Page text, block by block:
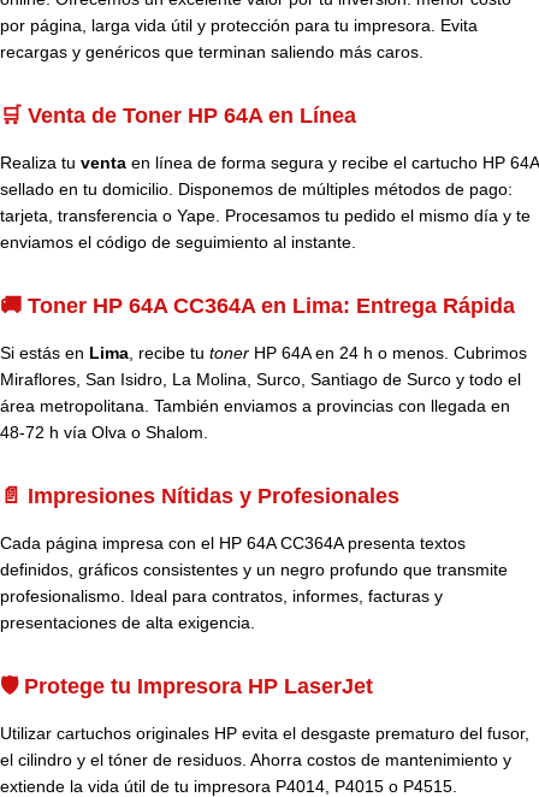
por página, larga vida útil y protección para tu impresora. Evita
recargas y genéricos que terminan saliendo más caros.
🛒 Venta de Toner HP 64A en Línea
Realiza tu venta en línea de forma segura y recibe el cartucho HP 64A
sellado en tu domicilio. Disponemos de múltiples métodos de pago:
tarjeta, transferencia o Yape. Procesamos tu pedido el mismo día y te
enviamos el código de seguimiento al instante.
🚚 Toner HP 64A CC364A en Lima: Entrega Rápida
Si estás en Lima , recibe tu toner HP 64A en 24 h o menos. Cubrimos
Miraflores, San Isidro, La Molina, Surco, Santiago de Surco y todo el
área metropolitana. También enviamos a provincias con llegada en
48-72 h vía Olva o Shalom.
📄 Impresiones Nítidas y Profesionales
Cada página impresa con el HP 64A CC364A presenta textos
definidos, gráficos consistentes y un negro profundo que transmite
profesionalismo. Ideal para contratos, informes, facturas y
presentaciones de alta exigencia.
🛡️ Protege tu Impresora HP LaserJet
Utilizar cartuchos originales HP evita el desgaste prematuro del fusor,
el cilindro y el tóner de residuos. Ahorra costos de mantenimiento y
extiende la vida útil de tu impresora P4014, P4015 o P4515.